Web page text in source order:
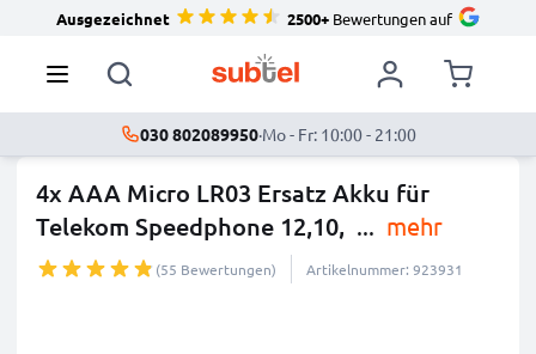
Ausgezeichnet 2500+Bewertungen auf
030 802089950·Mo - Fr: 10:00 - 21:00
4x AAA Micro LR03 Ersatz Akku für
Telekom Speedphone 12,10, ... mehr
(55 Bewertungen) Artikelnummer: 923931